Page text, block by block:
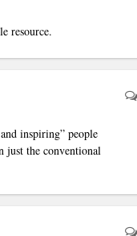
resource.
inspiring” people
just the conventional